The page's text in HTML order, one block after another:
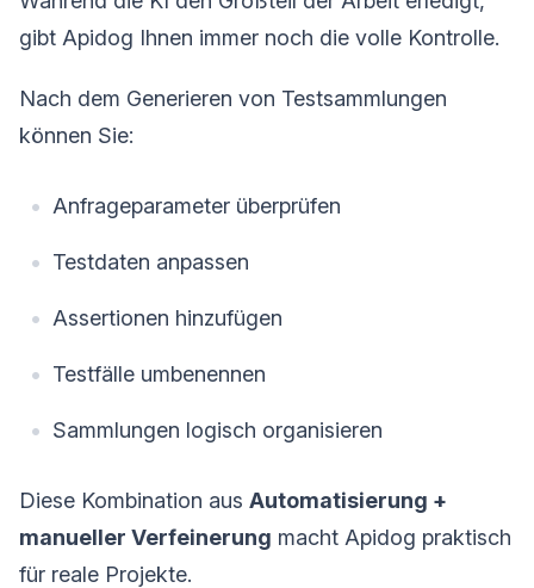
gibt Apidog Ihnen immer noch die volle Kontrolle.
Nach dem Generieren von Testsammlungen
können Sie:
Anfrageparameter überprüfen
Testdaten anpassen
Assertionen hinzufügen
Testfälle umbenennen
Sammlungen logisch organisieren
Diese Kombination aus Automatisierung +
manueller Verfeinerung macht Apidog praktisch
für reale Projekte.